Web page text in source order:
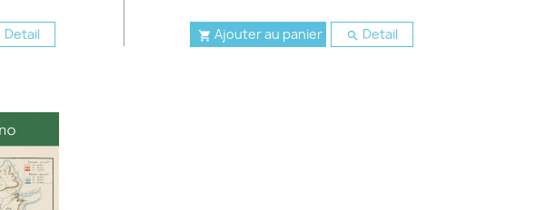
Detail  Ajouter au panier  Detail